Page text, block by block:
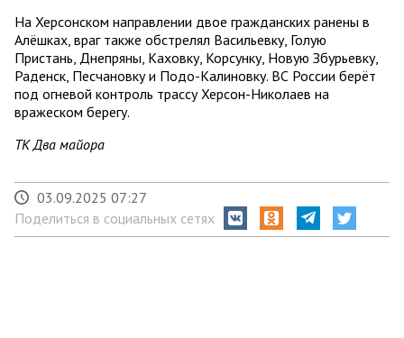
На Херсонском направлении двое гражданских ранены в
Алёшках, враг также обстрелял Васильевку, Голую
Пристань, Днепряны, Каховку, Корсунку, Новую Збурьевку,
Раденск, Песчановку и Подо-Калиновку. ВС России берёт
под огневой контроль трассу Херсон-Николаев на
вражеском берегу.
ТК Два майора
03.09.2025 07:27
Поделиться в социальных сетях